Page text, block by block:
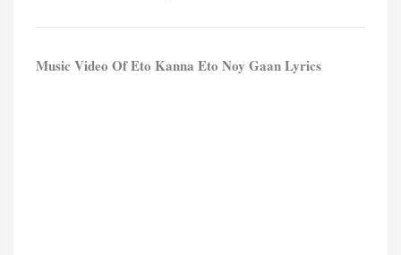
Music Video Of Eto Kanna Eto Noy Gaan Lyrics